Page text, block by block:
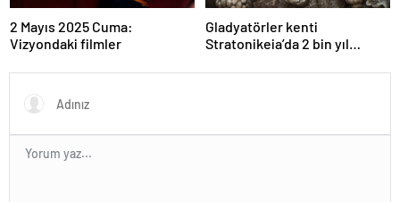
2 Mayıs 2025 Cuma:
Vizyondaki filmler
Gladyatörler kenti
Stratonikeia’da 2 bin yıl
bulundu